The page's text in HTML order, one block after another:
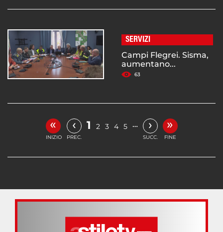
SERVIZI
Campi Flegrei. Sisma,
aumentano...
63
«
INIZIO
‹
PREC.
1 2 3 4 5 … ›
SUCC.
»
FINE